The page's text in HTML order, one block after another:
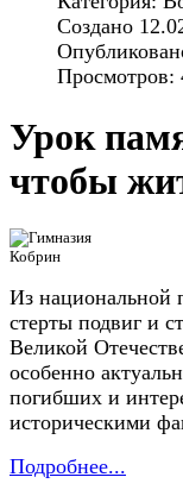
Создано
Просмотров:
Урок
чтобы
Из национальной
стерты подвиг и
Великой
особенно
погибших и
историческими
Подробнее...